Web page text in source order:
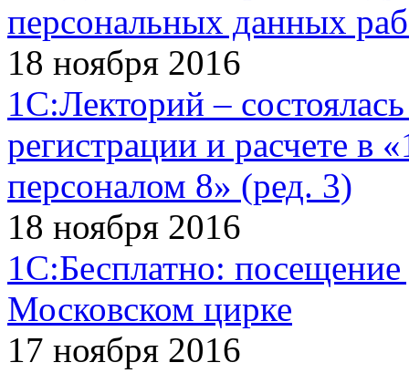
персональных данных
18 ноября 2016
1С:Лекторий –
регистрации и расчете в
персоналом 8» (ред. 3)
18 ноября 2016
1С:Бесплатно:
Московском цирке
17 ноября 2016